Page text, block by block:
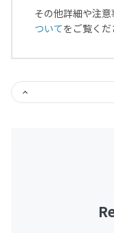
その他詳細や注
ついてをご覧くだ